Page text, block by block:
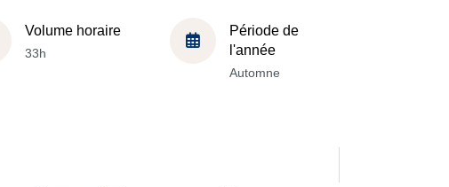
Volume horaire
33h
Période de
l'année
Automne